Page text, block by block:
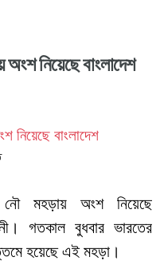
নিয়েছে বাংলাদেশ
মহড়ায় অংশ নিয়েছে
গতকাল বুধবার ভারতের
হয়েছে এই মহড়া।